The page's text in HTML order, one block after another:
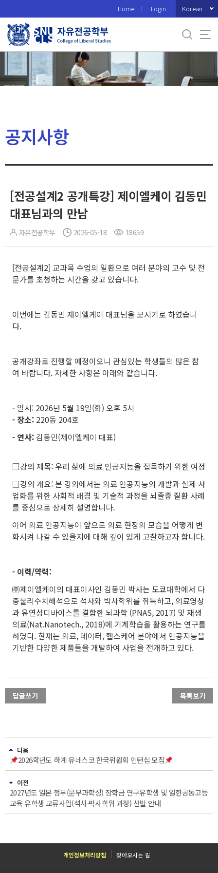
로
메
Home Login Korean
공지사항
[전공설계2 공개특강] 제이엘케이 김동민
대표님과의 만남
자유전공학부 2026-05-18 18659
[전공설계2] 교과목 수업의 일환으로 여러 분야의 교수 및 전
문가를 초청하는 시간을 갖고 있습니다.
이번에는 김동민 제이엘케이 대표님을 모시기로 하였습니
다.
공개강좌로 진행할 예정이오니 관심있는 학생들의 많은 참
여 바랍니다. 자세한 사항은 아래와 같습니다.
- 일시: 2026년 5월 19일(화) 오후 5시
- 장소: 220동 204호
- 연사: 김동민(제이엘케이 대표)
□강의 제목: 우리 삶에 의료 인공지능을 접목하기 위한 여정
□강의 개요: 본 강의에서는 의료 인공지능의 개발과 실제 사
업화를 위한 사회적 배경 및 기술적 과정을 뇌졸중 질환 사례
를 중심으로 상세히 설명합니다.
이어 의료 인공지능이 앞으로 의료 현장의 모습을 어떻게 변
화시켜 나갈 수 있을지에 대해 깊이 있게 고찰하고자 합니다.
- 이력/약력:
㈜제이엘케이의 대표이사인 김동민 박사는 도쿄대학에서 다
중물리수치해석으로 석사와 박사학위를 취득하고, 의료영상
과 유연성디바이스를 결합한 뇌과학 (PNAS, 2017) 및 재생
의료(Nat.Nanotech., 2018)에 기계학습을 활용하는 연구를
하였다. 현재는 의료, 데이터, 헬스케어 분야에서 인공지능을
기반한 다양한 제품들을 개발하여 사업을 전개하고 있다.
답글쓰기 목록보기
다음
2026학년도 하계 유네스코 한국위원회 인턴십 모집
이전
2027년도 일본 정부(문부과학성) 장학금 연구유학생 및 일한공동고등
교육 유학생 교류사업(석사·박사학위 과정) 선발 안내
개인정보처리방침 찾아오시는 길